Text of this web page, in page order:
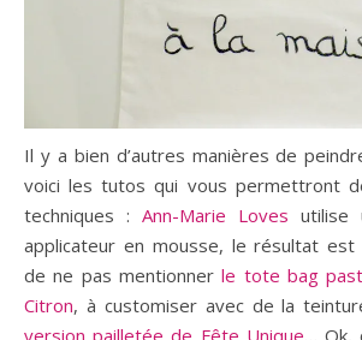
Il y a bien d’autres manières de
voici les tutos qui vous permettront
techniques : Ann-Marie Loves utilise
applicateur en mousse, le résultat est
de ne pas mentionnerle tote bag
Citron, à customiser avec de la